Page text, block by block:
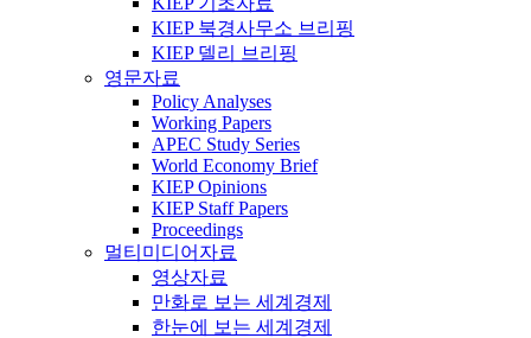
KIEP 북경사무소 브리핑
KIEP 델리 브리핑
영문자료
Policy Analyses
Working Papers
APEC Study Series
World Economy Brief
KIEP Opinions
KIEP Staff Papers
Proceedings
멀티미디어자료
영상자료
만화로 보는 세계경제
한눈에 보는 세계경제